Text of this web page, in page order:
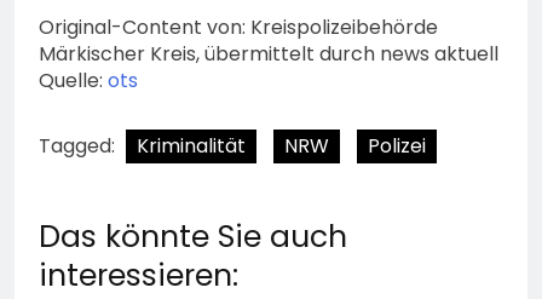
Original-Content von: Kreispolizeibehörde
Märkischer Kreis, übermittelt durch news aktuell
Quelle: ots
Tagged: Kriminalität NRW Polizei
Das könnte Sie auch
interessieren: